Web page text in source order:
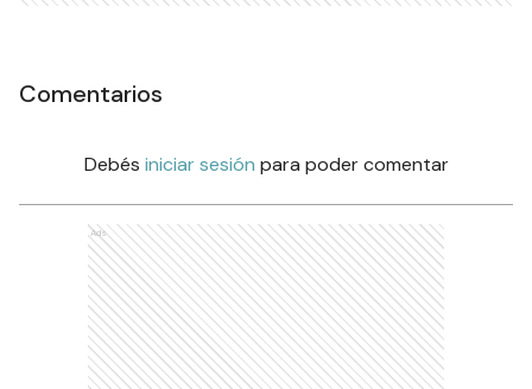
Comentarios
Debés iniciar sesión para poder comentar
Ads